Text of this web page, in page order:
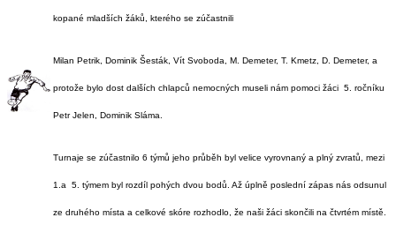
kopané mladších žáků, kterého se zúčastnili
Milan Petrik, Dominik Šesták, Vít Svoboda, M. Demeter, T. Kmetz, D. Demeter, a
protože bylo dost dalších chlapců nemocných museli nám pomoci žáci 5. ročníku
Petr Jelen, Dominik Sláma.
Turnaje se zúčastnilo 6 týmů jeho průběh byl velice vyrovnaný a plný zvratů, mezi
1.a 5. týmem byl rozdíl pohých dvou bodů. Až úplně poslední zápas nás odsunul
ze druhého místa a celkové skóre rozhodlo, že naši žáci skončili na čtvrtém místě.